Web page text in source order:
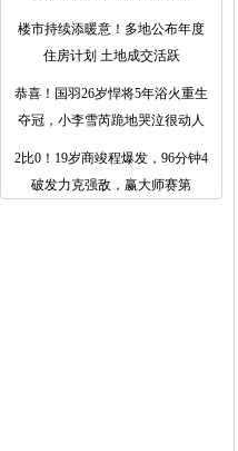
楼市持续添暖意！多地公布年度
住房计划 土地成交活跃
恭喜！国羽26岁悍将5年浴火重生
夺冠，小李雪芮跪地哭泣很动人
2比0！19岁商竣程爆发，96分钟4
破发力克强敌，赢大师赛第